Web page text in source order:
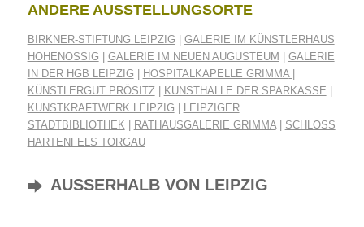
ANDERE AUSSTELLUNGSORTE
BIRKNER-STIFTUNG LEIPZIG | GALERIE IM KÜNSTLERHAUS
HOHENOSSIG | GALERIE IM NEUEN AUGUSTEUM | GALERIE
IN DER HGB LEIPZIG | HOSPITALKAPELLE GRIMMA|
KÜNSTLERGUT PRÖSITZ| KUNSTHALLE DER SPARKASSE |
KUNSTKRAFTWERK LEIPZIG | LEIPZIGER
STADTBIBLIOTHEK | RATHAUSGALERIE GRIMMA| SCHLOSS
HARTENFELS TORGAU
AUSSERHALB VON LEIPZIG